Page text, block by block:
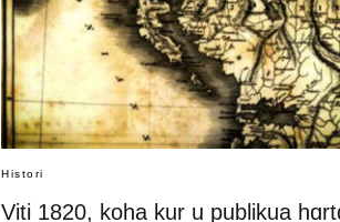
Histori
Viti 1820, koha kur u publikua